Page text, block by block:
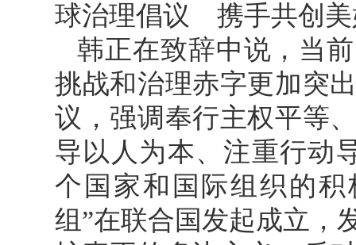
球治理倡议 携手共创美
韩正在致辞中说，当
挑战和治理赤字更加突
议，强调奉行主权平等
导以人为本、注重行动
个国家和国际组织的
组”在联合国发起成立，